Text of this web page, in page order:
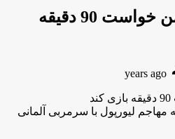
کلوپ: استوریج از من خواست 90 دقیقه
لیورپول با سرمربی آلمانی